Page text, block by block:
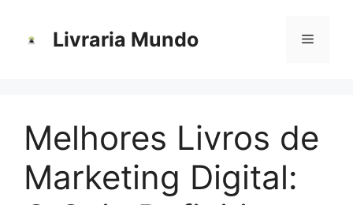
Livraria Mundo Menu
Melhores Livros de
Marketing Digital: